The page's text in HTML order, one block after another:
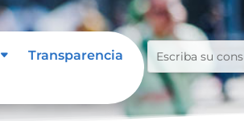
Transparencia